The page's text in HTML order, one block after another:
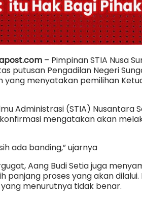
– Pimpinan STIA Nusa
putusan Pengadilan Negeri
menyatakan pemilihan
Administrasi (STIA) Nusantara
mengatakan akan
ada banding,” ujarnya
Aang Budi Setia juga
panjang proses yang akan
menurutnya tidak benar.